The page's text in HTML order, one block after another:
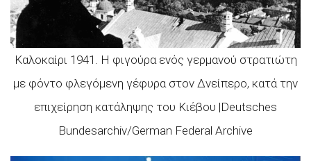
Καλοκαίρι 1941. Η φιγούρα ενός γερμανού στρατιώτη
με φόντο φλεγόμενη γέφυρα στον Δνείπερο, κατά την
επιχείρηση κατάληψης του Κιέβου |Deutsches
Bundesarchiv/German Federal Archive